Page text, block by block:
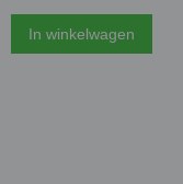
In winkelwagen